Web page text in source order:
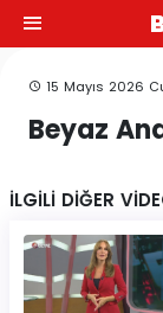
15 Mayıs 2026
Beyaz
İLGİLİ DİĞER